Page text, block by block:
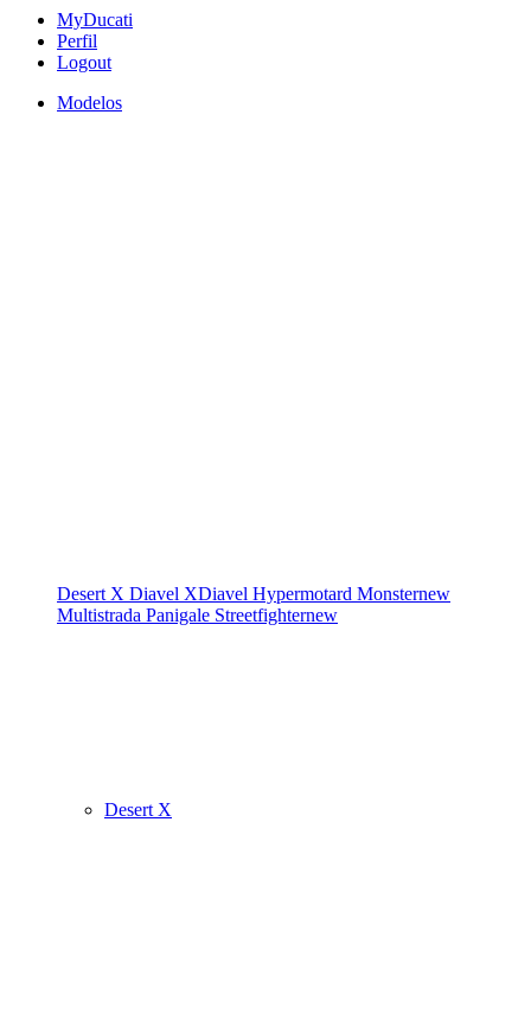
MyDucati
Perfil
Logout
Modelos
Desert X Diavel XDiavel Hypermotard Monsternew
Multistrada Panigale Streetfighternew
Desert X